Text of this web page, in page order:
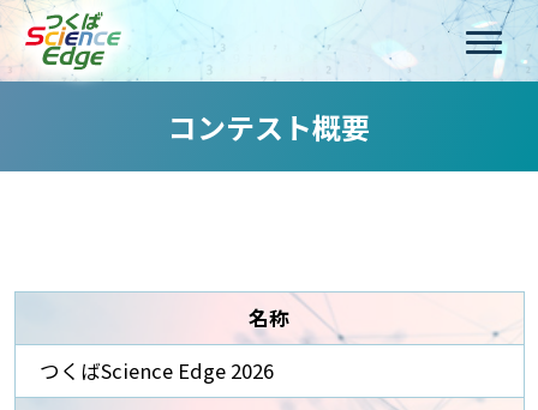
コンテスト概要
名称
つくばScience Edge 2026